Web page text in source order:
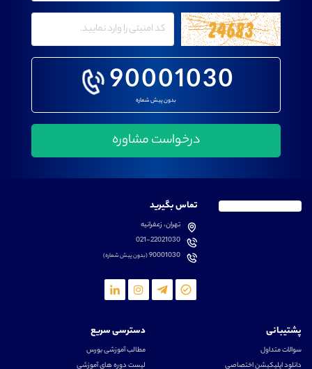
90001030
بدون پیش شماره
تماس بگیرید
تهران، زعفرانیه
021-22021030
90001030(بدون پیش شماره)
پشتیبانی
سوالات متداول
دانلود اپلیکیشن اختصاصی
دسترسی سریع
مطالب آموزشی بورس
لیست دوره های آموزشی